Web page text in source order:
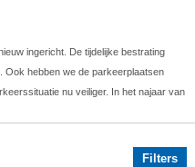
ingericht. De tijdelijke bestrating
Ook hebben we de parkeerplaatsen
nu veiliger. In het najaar van
Filters